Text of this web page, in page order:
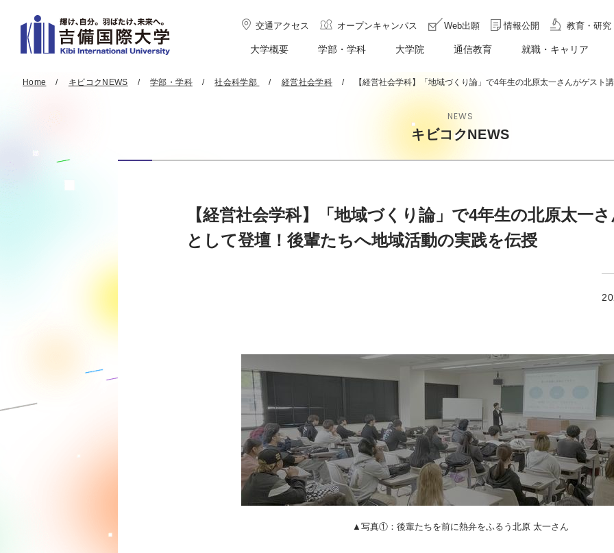
交通アクセス オープンキャンパス Web出願 情報公開 教育・研究
大学概要 学部・学科 大学院 通信教育 就職・キャリア
Home キビコクNEWS 学部・学科 社会科学部 経営社会学科 【経営社会学科】「地域づくり論」で4年生の北原太一さんがゲスト
NEWS
キビコクNEWS
【経営社会学科】「地域づくり論」で4年生の北原太一
として登壇！後輩たちへ地域活動の実践を伝授
▲写真①：後輩たちを前に熱弁をふるう北原 太一さん